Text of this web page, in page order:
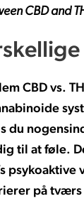
CBD and
CBD vs.
du
til at føle.
på